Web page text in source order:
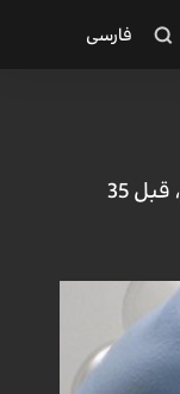
فارسی
منوعات_الكوثر: أعلن جاي ليفي، أحد الأطباء الذين اكتشفوا فيروس نقص المناعة المكتسب (إتش.أي.في) المسبب لمرض الإيدز، قبل 35